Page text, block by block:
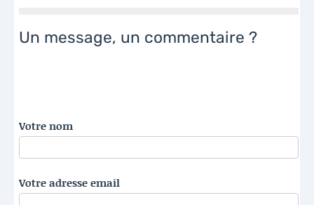
Un message, un commentaire ?
Votre nom
Votre adresse email